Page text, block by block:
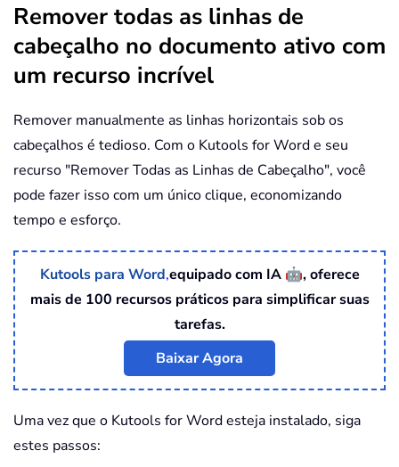
Remover todas as linhas de
cabeçalho no documento ativo com
um recurso incrível
Remover manualmente as linhas horizontais sob os
cabeçalhos é tedioso. Com o Kutools for Worde seu
recurso "Remover Todas as Linhas de Cabeçalho", você
pode fazer isso com um único clique, economizando
tempo e esforço.
Kutools para Word,equipado com IA 🤖, oferece
mais de 100 recursos práticos para simplificar suas
tarefas.
Baixar Agora
Uma vez que o Kutools for Wordesteja instalado, siga
estes passos: